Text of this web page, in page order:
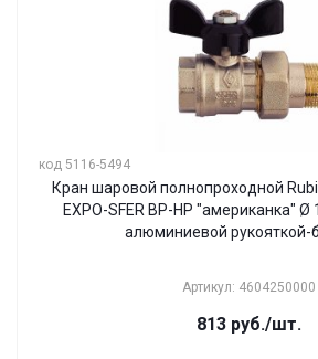
код 5116-5494
Кран шаровой полнопроходной
EXPO-SFER ВР-НР "американка" Ø
алюминиевой рукояткой-
Артикул: 4604250000
813руб./шт.